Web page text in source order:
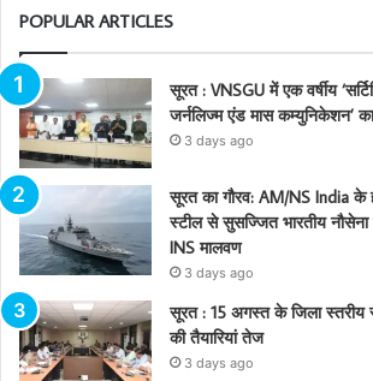
POPULAR ARTICLES
सूरत : VNSGU में एक वर्षीय
जर्नलिज्म एंड मास कम्युनिकेशन’
3 days ago
सूरत का गौरव: AM/NS India के
स्टील से सुसज्जित भारतीय नौसेना
INS मालवण
3 days ago
सूरत : 15 अगस्त के जिला स्तरीय
की तैयारियां तेज
3 days ago